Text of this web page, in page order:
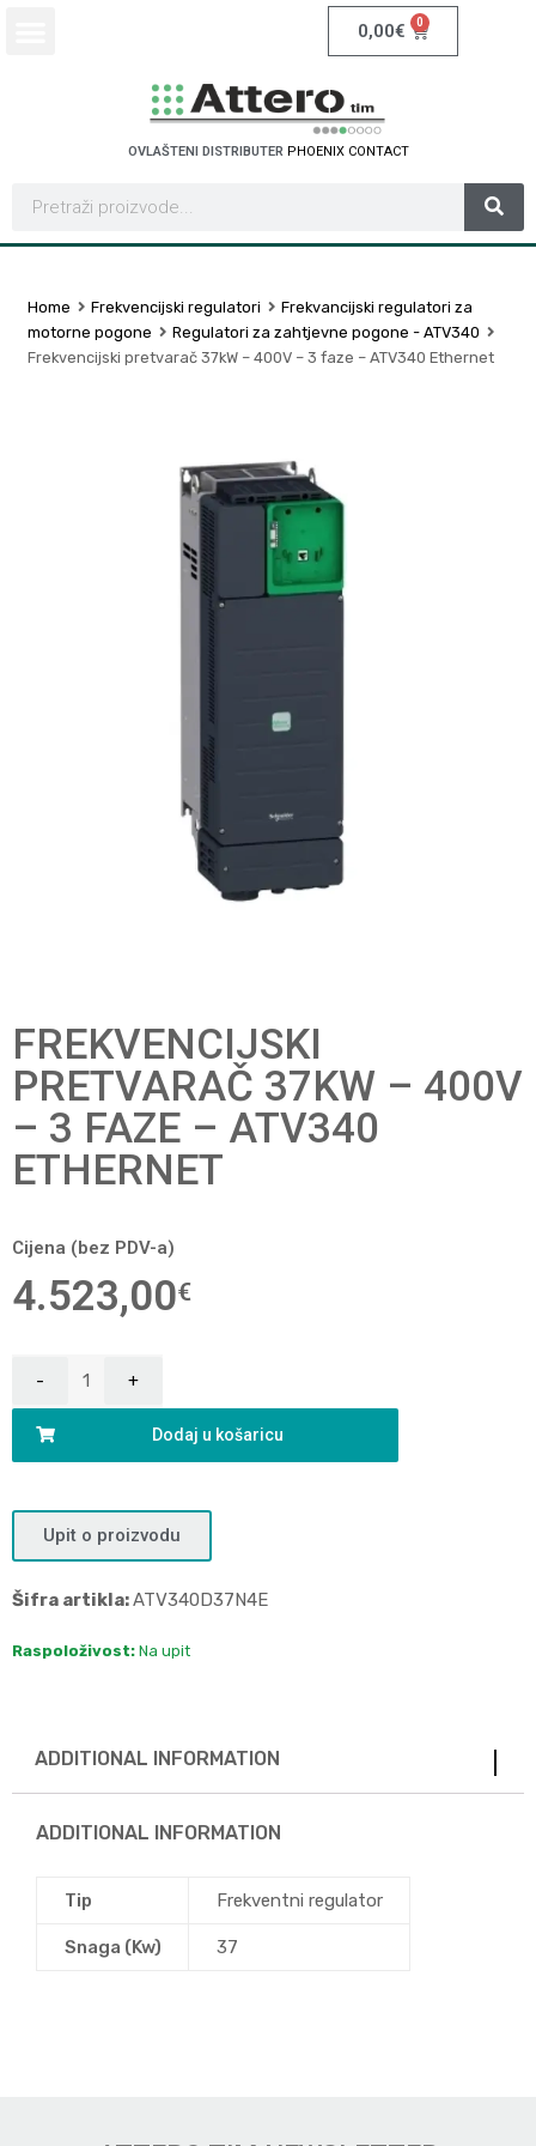
0,00€ 0
OVLAŠTENI DISTRIBUTER PHOENIX CONTACT
Home Frekvencijski regulatori
Frekvancijski regulatori za
motorne pogone
Regulatori za zahtjevne pogone - ATV340
Frekvencijski pretvarač 37kW – 400V – 3 faze – ATV340 Ethernet
FREKVENCIJSKI
PRETVARAČ 37KW – 400V
– 3 FAZE – ATV340
ETHERNET
Cijena (bez PDV-a)
4.523,00€
Dodaj u košaricu
Upit o proizvodu
Šifra artikla:ATV340D37N4E
Raspoloživost: Na upit
ADDITIONAL INFORMATION
ADDITIONAL INFORMATION
Tip Frekventni regulator
Snaga (Kw) 37